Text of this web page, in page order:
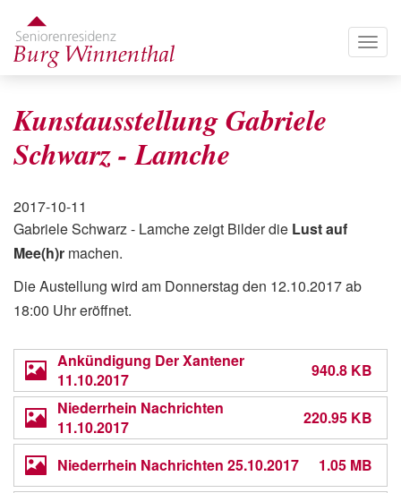
zum
Inhalt
Kunstausstellung Gabriele
Schwarz - Lamche
Veröffentlichungsdatum
2017-10-11
Gabriele Schwarz - Lamche zeigt Bilder die Lust auf
Mee(h)r machen.
Die Austellung wird am Donnerstag den 12.10.2017 ab
18:00 Uhr eröffnet.
Ankündigung Der Xantener
11.10.2017
940.8 KB
Niederrhein Nachrichten
11.10.2017
220.95 KB
Niederrhein Nachrichten 25.10.2017 1.05 MB